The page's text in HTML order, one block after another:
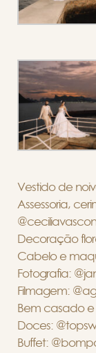
Vestido de
Assessoria,
Decoração
Cabelo e
Fotografia:
Filmagem:
Bem casado
Doces:
Buffet: